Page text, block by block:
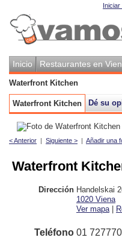
Iniciar
Inicio Restaurantes en
Waterfront Kitchen
Waterfront Kitchen Dé su
< Anterior | Siguiente > | Añadir una
Waterfront
Dirección Handelskai
1020 Viena
Ver mapa |
Teléfono 01 727770